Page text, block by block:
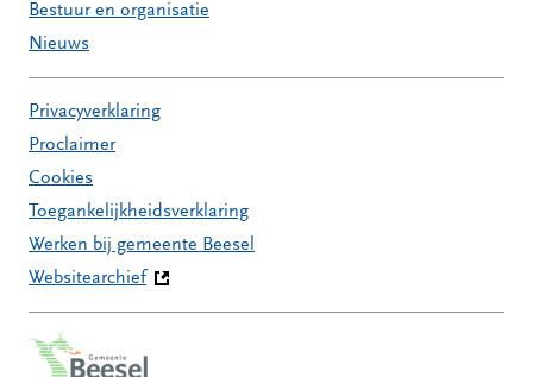
Bestuur en organisatie
Nieuws
Privacyverklaring
Proclaimer
Cookies
Toegankelijkheidsverklaring
Werken bij gemeente Beesel
Websitearchief